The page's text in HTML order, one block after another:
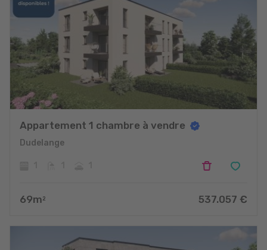
Appartement 1 chambre à vendre
Dudelange
69m 2 537.057 €